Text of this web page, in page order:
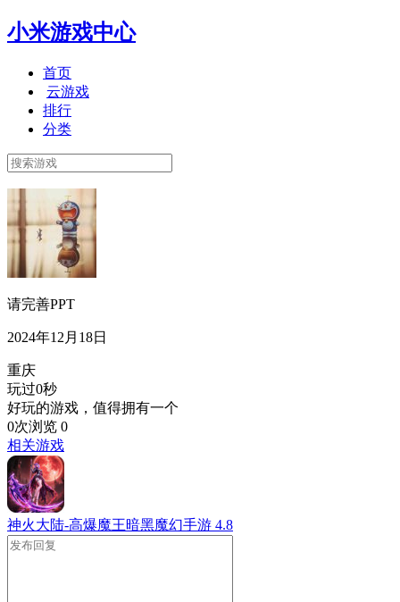
小米游戏中心
首页
云游戏
排行
分类
请完善PPT
2024年12月18日
重庆
玩过0秒
好玩的游戏，值得拥有一个
0次浏览 0
相关游戏
神火大陆-高爆魔王暗黑魔幻手游 4.8